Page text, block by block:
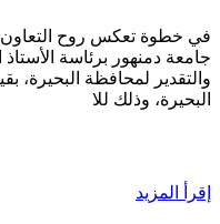
في خطوة تعكس روح
جامعة دمنهور برئاسة
والتقدير لمحافظة البحيرة،
البحيرة، وذلك للا
إقرأ المزيد